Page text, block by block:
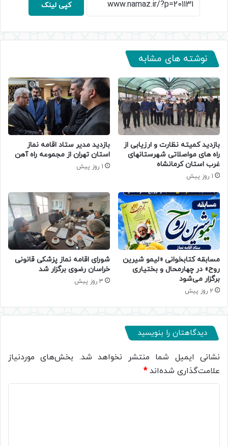
کپی لینک
نوشته های مشابه
بازدید کمیته نظارت و ارزیابی از
راه های مواصلاتی شهرستانهای
غرب استان کرمانشاه
1 روز پیش
بازدید مدیر ستاد اقامه نماز
استان تهران از مجموعه راه آهن
1 روز پیش
مسابقه کتابخوانی «لیمو شیرین
روح» در چهارمحال و بختیاری
برگزار می‌شود
2 روز پیش
شورای اقامه نماز پزشکی قانونی
خراسان رضوی برگزار شد
3 روز پیش
دیدگاهتان را بنویسید
نشانی ایمیل شما منتشر نخواهد شد. بخش‌های موردنیاز
علامت‌گذاری شده‌اند*